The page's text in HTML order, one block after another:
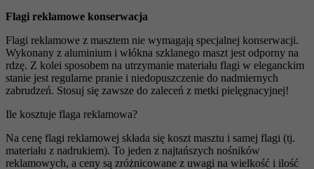
Flagi reklamowe konserwacja
Flagi reklamowe z masztem nie wymagają specjalnej konserwacji.
Wykonany z aluminium i włókna szklanego maszt jest odporny na
rdzę. Z kolei sposobem na utrzymanie materiału flagi w eleganckim
stanie jest regularne pranie i niedopuszczenie do nadmiernych
zabrudzeń. Stosuj się zawsze do zaleceń z metki pielęgnacyjnej!
Ile kosztuje flaga reklamowa?
Na cenę flagi reklamowej składa się koszt masztu i samej flagi (tj.
materiału z nadrukiem). To jeden z najtańszych nośników
reklamowych, a ceny są zróżnicowane z uwagi na wielkość i ilość